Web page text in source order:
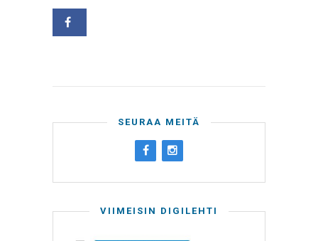
SEURAA MEITÄ
VIIMEISIN DIGILEHTI